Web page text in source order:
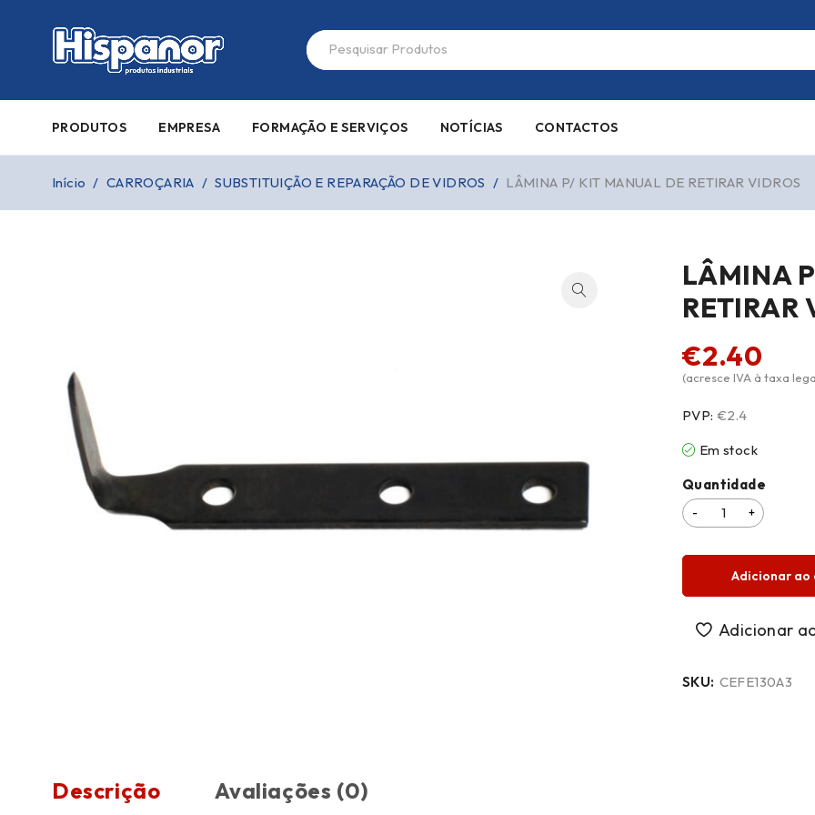
PRODUTOS EMPRESA FORMAÇÃO E SERVIÇOS NOTÍCIAS CONTACTOS
Início / CARROÇARIA / SUBSTITUIÇÃO E REPARAÇÃO DE VIDROS / LÂMINA P/ KIT MANUAL DE RETIRAR VIDROS
LÂMINA
RETIRAR
€2.40
(acresce IVA à taxa
PVP: €2.4
Em stock
Quantidade
Adicionar ao
SKU: CEFE130A3
Descrição Avaliações (0)